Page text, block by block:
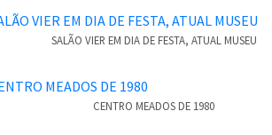
SALÃO VIER EM DIA DE FESTA, ATUAL MUSEU
CENTRO MEADOS DE 1980